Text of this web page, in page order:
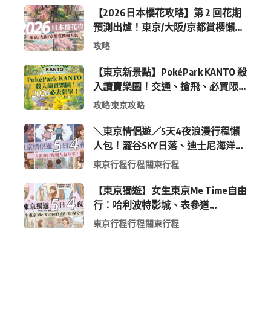
【2026日本櫻花攻略】第 2 回花期
預測出爐！東京/大阪/京都賞櫻懶人
包 (附最新時間表)
攻略
【東京新景點】PokéPark KANTO 殺
入讀賣樂園！交通、搶飛、必買限
定周邊全攻略
攻略東京攻略
＼東京情侶遊／5天4夜浪漫行程懶
人包！澀谷SKY日落、迪士尼海洋、
中目黑高質感咖啡廳全收錄
東京行程行程關東行程
【東京獨遊】女生東京Me Time自由
行：哈利波特影城、表參道
Shopping 與下北澤尋寶5日4夜慢活
東京行程行程關東行程